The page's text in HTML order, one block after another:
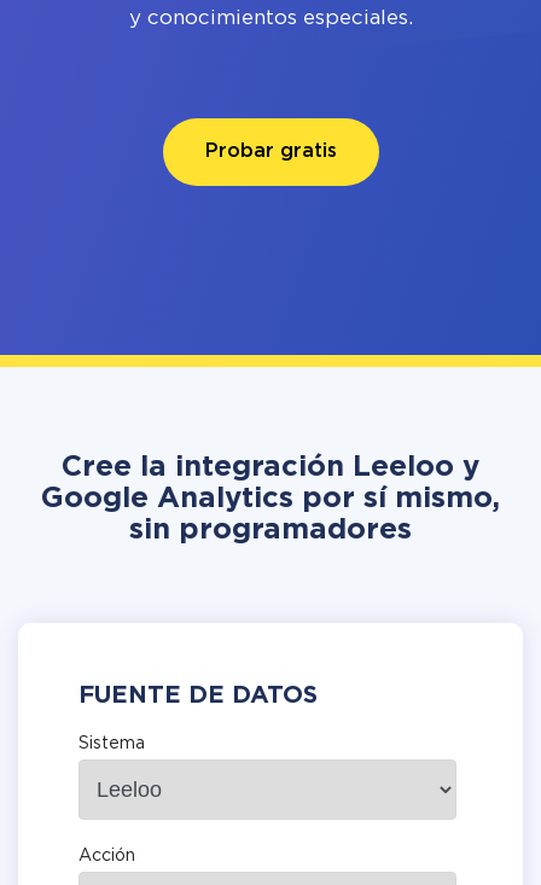
y conocimientos especiales.
Probar gratis
Cree la integración Leeloo y
Google Analytics por sí mismo,
sin programadores
FUENTE DE DATOS
Sistema
Acción